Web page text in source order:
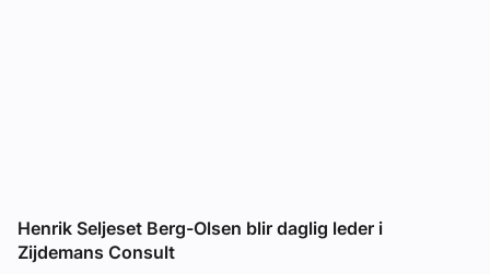
Henrik Seljeset Berg-Olsen blir daglig leder i
Zijdemans Consult